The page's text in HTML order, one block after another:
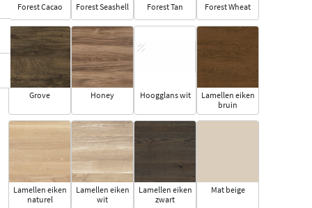
Forest Cacao Forest Seashell Forest Tan Forest Wheat
Grove Honey Hoogglans wit
Lamellen eiken
bruin
Lamellen eiken
naturel
Lamellen eiken
wit
Lamellen eiken
zwart
Mat beige